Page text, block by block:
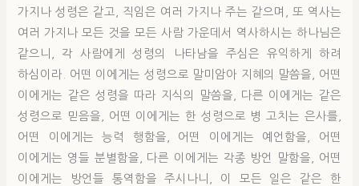
가지나 성령은 같고, 직임은 여러 가지나 주는 같으며, 또 역사는
여러 가지나 모든 것을 모든 사람 가운데서 역사하시는 하나님은
같으니, 각 사람에게 성령의 나타남을 주심은 유익하게 하려
하심이라. 어떤 이에게는 성령으로 말미암아 지혜의 말씀을, 어떤
이에게는 같은 성령을 따라 지식의 말씀을, 다른 이에게는 같은
성령으로 믿음을, 어떤 이에게는 한 성령으로 병 고치는 은사를,
어떤 이에게는 능력 행함을, 어떤 이에게는 예언함을, 어떤
이에게는 영들 분별함을, 다른 이에게는 각종 방언 말함을, 어떤
이에게는 방언들 통역함을 주시나니, 이 모든 일은 같은 한